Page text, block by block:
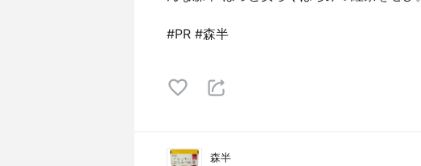
#PR #森半
森半